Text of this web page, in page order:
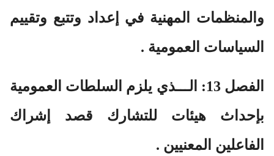
والمنظمات المهنية في إعداد وتتبع وتقييم
السياسات العمومية .
الفصل 13:
الـــذي يلزم السلطات العمومية
بإحداث هيئات للتشارك قصد إشراك
الفاعلين المعنيين .